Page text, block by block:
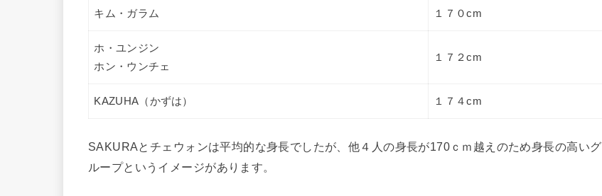
キム・ガラム １７０cm
ホ・ユンジン
ホン・ウンチェ
１７２cm
KAZUHA（かずは） １７４cm
SAKURAとチェウォンは平均的な身長でしたが、他４人の身長が170ｃｍ越えのため身長の高いグ
ループというイメージがあります。